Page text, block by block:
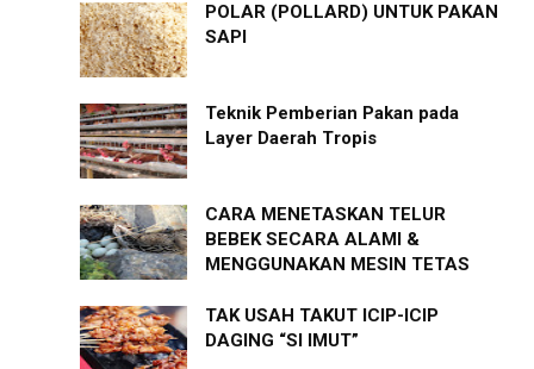
POLAR (POLLARD) UNTUK PAKAN
SAPI
Teknik Pemberian Pakan pada
Layer Daerah Tropis
CARA MENETASKAN TELUR
BEBEK SECARA ALAMI &
MENGGUNAKAN MESIN TETAS
TAK USAH TAKUT ICIP-ICIP
DAGING “SI IMUT”